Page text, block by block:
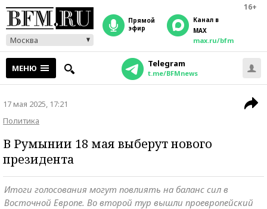
16+
Москва
прямой
эфир
Канал в
MAX
max.ru/bfm
МЕНЮ Telegram
t.me/BFMnews
17 мая 2025, 17:21
Политика
В Румынии 18 мая выберут нового
президента
Итоги голосования могут повлиять на баланс сил в
Восточной Европе. Во второй тур вышли проевропейский